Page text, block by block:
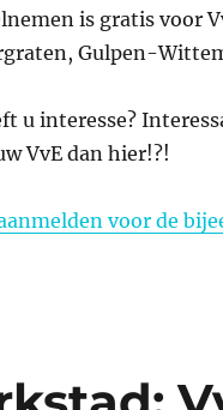
is gratis voor
Gulpen-
u interesse?
VvE dan hier!?!
voor de